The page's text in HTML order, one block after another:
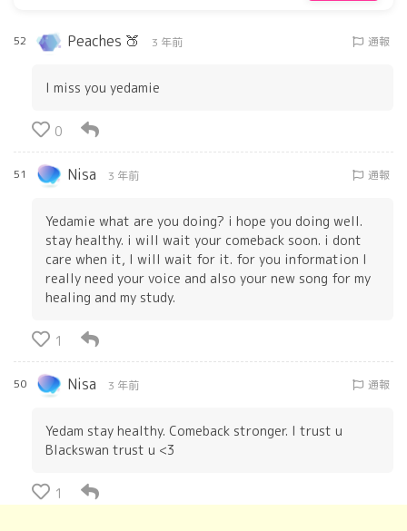
52 Peaches 🍑 3 年前 通報
I miss you yedamie
0
51 Nisa 3 年前 通報
Yedamie what are you doing? i hope you doing well.
stay healthy. i will wait your comeback soon. i dont
care when it, I will wait for it. for you information I
really need your voice and also your new song for my
healing and my study.
1
50 Nisa 3 年前 通報
Yedam stay healthy. Comeback stronger. I trust u
Blackswan trust u <3
1